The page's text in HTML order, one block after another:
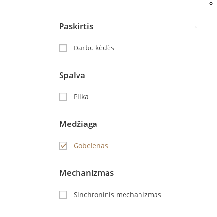
Paskirtis
Darbo kėdės
Spalva
Pilka
Medžiaga
Gobelenas
Mechanizmas
Sinchroninis mechanizmas